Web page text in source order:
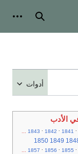
بحث
أدوات
الأدب
1841
1842
1843
...
1849
1850
1855
1856
1857
...